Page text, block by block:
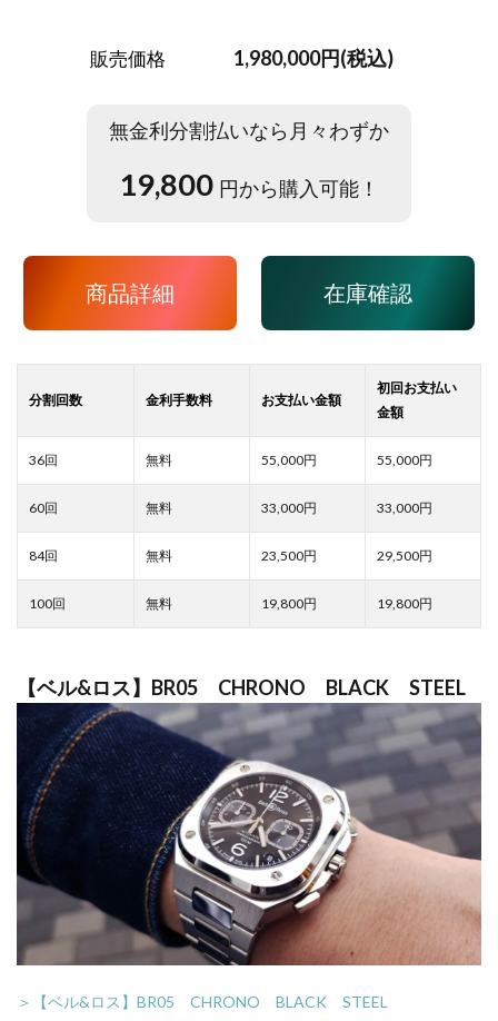
販売価格 1,980,000円(税込)
無金利分割払いなら月々わずか
19,800 円から購入可能！
商品詳細 在庫確認
55,000 55,000
33,000 33,000
23,500 29,500
19,800 19,800
【ベル&ロス】BR05 CHRONO BLACK STEEL
＞【ベル&ロス】BR05 CHRONO BLACK STEEL